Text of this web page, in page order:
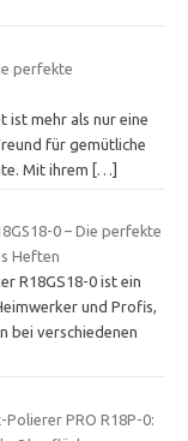
perfekte
ist mehr als nur eine
für gemütliche
Mit ihrem […]
0 – Die perfekte
Heften
R18GS18-0 ist ein
und Profis,
bei verschiedenen
Polierer PRO R18P-0: